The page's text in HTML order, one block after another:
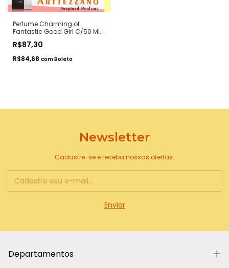
Perfume Charming of
Fantastic Good Girl C/50 Ml.
Pink - Contratipos Premium -
Arte 1 Perfumes
R$87,30
R$84,68 comBoleto
Newsletter
Cadastre-se e receba nossas ofertas.
Departamentos